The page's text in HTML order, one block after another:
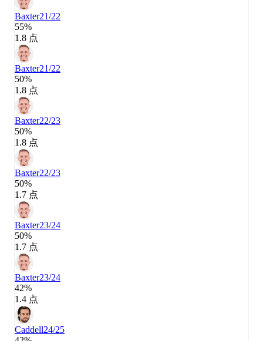
Baxter21/22
55%
1.8 点
Baxter21/22
50%
1.8 点
Baxter22/23
50%
1.8 点
Baxter22/23
50%
1.7 点
Baxter23/24
50%
1.7 点
Baxter23/24
42%
1.4 点
Caddell24/25